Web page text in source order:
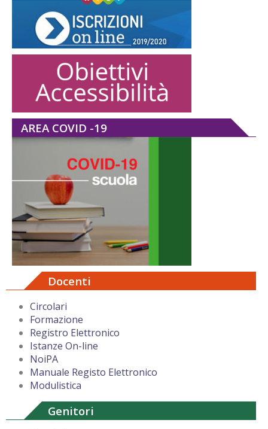
AREA COVID -19
Docenti
Circolari
Formazione
Registro Elettronico
Istanze On-line
NoiPA
Manuale Registo Elettronico
Modulistica
Genitori